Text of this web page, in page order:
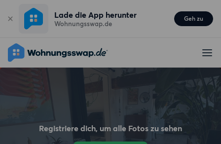
Lade die App herunter
Wohnungsswap.de
Geh zu
Registriere dich, um alle Fotos zu sehen